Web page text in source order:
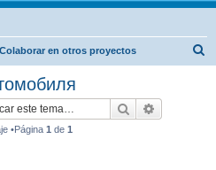
Colaborar en otros proyectos
Buscar
•Página 1 de 1